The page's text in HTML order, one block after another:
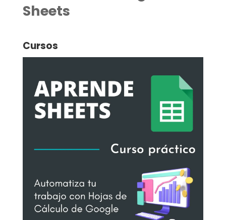
Sheets
Cursos